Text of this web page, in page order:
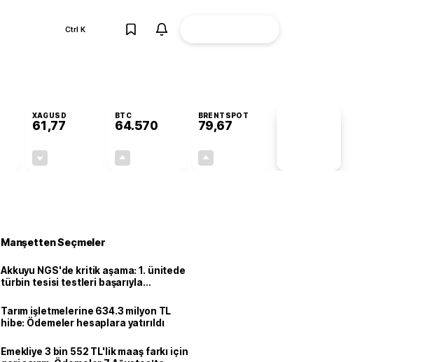
Ctrl K
XAGUSD
61,77
BTC
64.570
BRENTSPOT
79,67
Manşetten Seçmeler
Akkuyu NGS'de kritik aşama: 1. ünitede
türbin tesisi testleri başarıyla
Tarım işletmelerine 634.3 milyon TL
hibe: Ödemeler hesaplara yatırıldı
Emekliye 3 bin 552 TL'lik maaş farkı için